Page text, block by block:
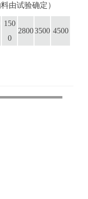
由试验确定）
150
0
28003500 4500